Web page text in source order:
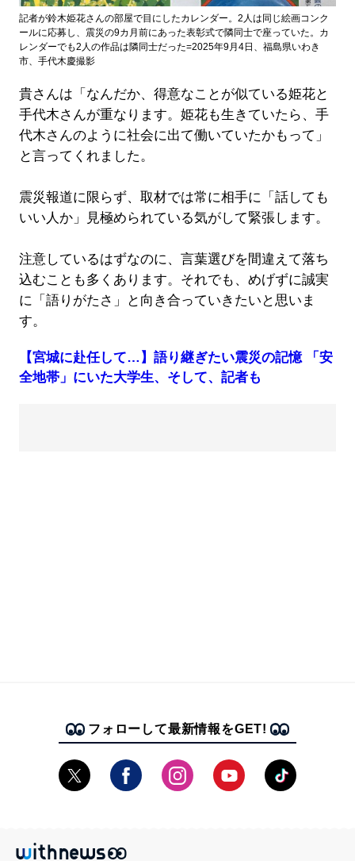
記者が鈴木姫花さんの部屋で目にしたカレンダー。2人は同じ絵画コンク
ールに応募し、震災の9カ月前にあった表彰式で隣同士で座っていた。カ
レンダーでも2人の作品は隣同士だった=2025年9月4日、福島県いわき
市、手代木慶撮影
貴さんは「なんだか、得意なことが似ている姫花と
手代木さんが重なります。姫花も生きていたら、手
代木さんのように社会に出て働いていたかもって」
と言ってくれました。
震災報道に限らず、取材では常に相手に「話しても
いい人か」見極められている気がして緊張します。
注意しているはずなのに、言葉選びを間違えて落ち
込むことも多くあります。それでも、めげずに誠実
に「語りがたさ」と向き合っていきたいと思いま
す。
【宮城に赴任して…】語り継ぎたい震災の記憶 「安
全地帯」にいた大学生、そして、記者も
フォローして最新情報をGET!